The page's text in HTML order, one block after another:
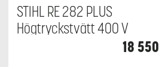
STIHL RE 282 PLUS
Högtryckstvätt 400 V
18 550